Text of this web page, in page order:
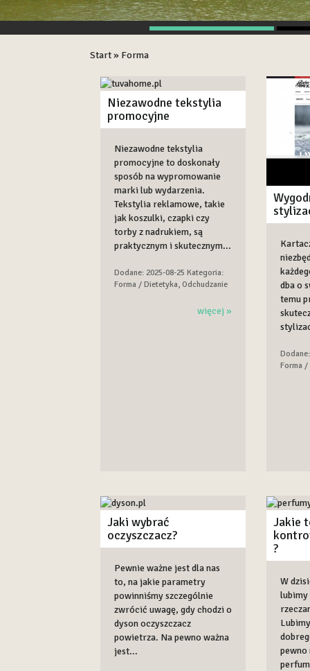
Start» Forma
Niezawodne tekstylia
promocyjne
Niezawodne tekstylia
promocyjne to doskonały
sposób na wypromowanie
marki lub wydarzenia.
Tekstylia reklamowe, takie
jak koszulki, czapki czy
torby z nadrukiem, są
praktycznym i skutecznym...
Dodane: 2025-08-25 Kategoria:
Forma / Dietetyka, Odchudzanie
więcej »
dba o
temu
Forma
Jaki wybrać
oczyszczacz?
Pewnie ważne jest dla nas
to, na jakie parametry
powinniśmy szczególnie
zwrócić uwagę, gdy chodzi o
dyson oczyszczacz
powietrza. Na pewno ważna
jest...
Jakie
?
W
lubimy
pewno